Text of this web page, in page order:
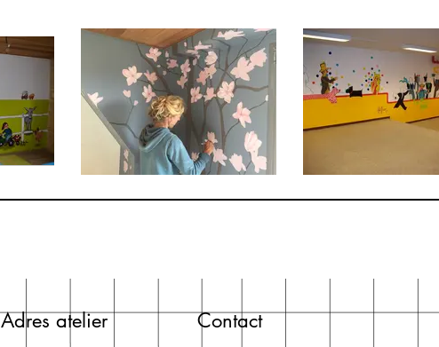
Adres atelier Contact